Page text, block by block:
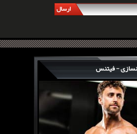
ارسال
- فیتنس
بر روی بازو های فوق العاده...
بازو